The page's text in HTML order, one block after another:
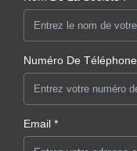
Numéro De Téléphone
Email *